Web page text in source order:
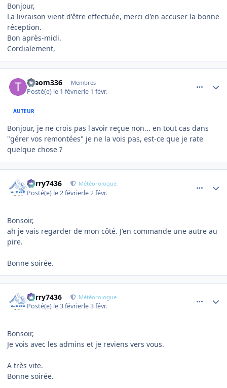
Bonjour,
La livraison vient d'être effectuée, merci d'en accuser la bonne
réception.
Bon après-midi.
Cordialement,
theom336 Membres
Posté(e) le 1 févrierle 1 févr.
AUTEUR
Bonjour, je ne crois pas l'avoir reçue non... en tout cas dans
"gérer vos remontées" je ne la vois pas, est-ce que je rate
quelque chose ?
Perry7436 Météorologue
Posté(e) le 2 févrierle 2 févr.
Bonsoir,
ah je vais regarder de mon côté. J'en commande une autre au
pire.
Bonne soirée.
Perry7436 Météorologue
Posté(e) le 3 févrierle 3 févr.
Bonsoir,
Je vois avec les admins et je reviens vers vous.
A très vite.
Bonne soirée.